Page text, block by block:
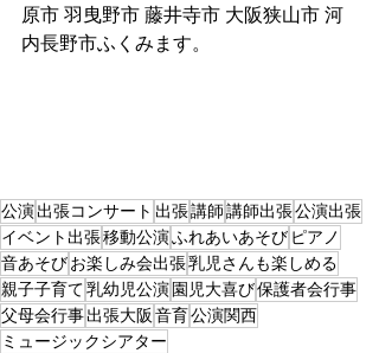
原市 羽曳野市 藤井寺市 大阪狭山市 河
内長野市ふくみます。
公演出張コンサート 出張講師講師出張公演出張
イベント出張移動公演ふれあいあそび ピアノ
音あそびお楽しみ会出張乳児さんも楽しめる
親子子育て乳幼児公演園児大喜び保護者会行事
父母会行事出張大阪 音育公演関西
ミュージックシアター